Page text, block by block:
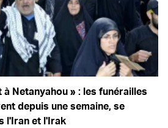
Netanyahou » : les funérailles
depuis une semaine, se
l'Iran et l'Irak